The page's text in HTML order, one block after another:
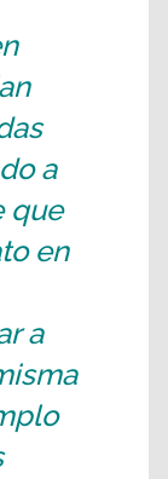
a
que
en
a